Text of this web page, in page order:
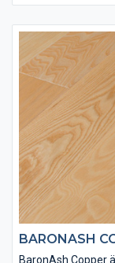
hårdvaxolja för att
förekommer på
BARONASH
BaronAsh Copper